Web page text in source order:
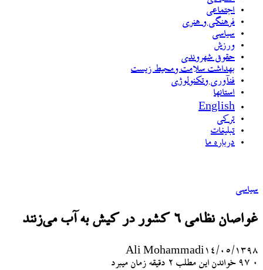
اجتماعی
فرهنگی و هنری
سیاسی
ورزش
حقوق شهروندی
بهداشت سلامت ومحیط زیست
فنآوری وتکنولوژی
استانها
English
ترکی
تبلیغات
درباره ما
سیاسی
غواصان نظامی ۶ کشور در کیش به آب می‌زنند
Ali Mohammadi ۱۴/۰۵/۱۳۹۸
۰
خواندن این مطلب 2 دقیقه زمان میبرد